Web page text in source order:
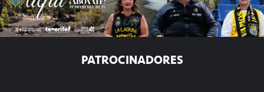
PATROCINADORES